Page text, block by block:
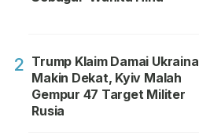
2 Trump Klaim Damai Ukraina
Makin Dekat, Kyiv Malah
Gempur 47 Target Militer
Rusia